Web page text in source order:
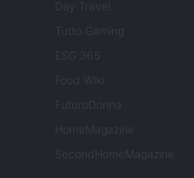
Day Travel
Tutto Gaming
ESG 365
Food Wiki
FuturoDonna
HomeMagazine
SecondHomeMagazine